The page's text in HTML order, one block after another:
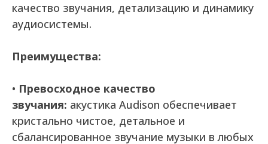
качество звучания, детализацию и динамику
аудиосистемы.
Преимущества:
• Превосходное качество
звучания: акустика Audison обеспечивает
кристально чистое, детальное и
сбалансированное звучание музыки в любых